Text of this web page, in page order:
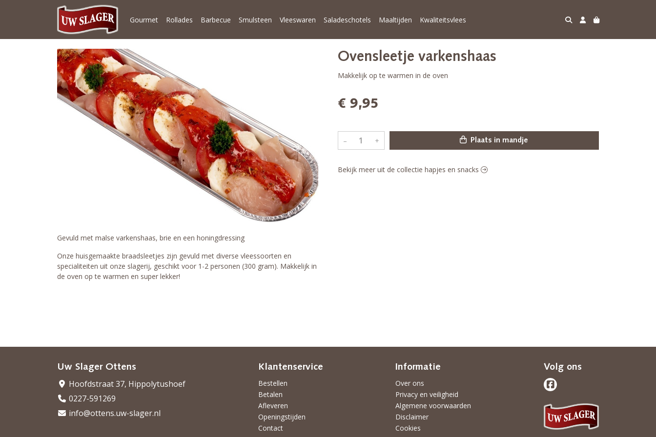
Gourmet Rollades Barbecue Smulsteen Vleeswaren Saladeschotels Maaltijden Kwaliteitsvlees
Gevuld met malse varkenshaas, brie en een honingdressing
Onze huisgemaakte braadsleetjes zijn gevuld met diverse vleessoorten en
specialiteiten uit onze slagerij, geschikt voor 1-2 personen (300 gram). Makkelijk in
de oven op te warmen en super lekker!
Ovensleetje varkenshaas
Makkelijk op te warmen in de oven
€ 9,95
– + Plaats in mandje
Bekijk meer uit de collectie hapjes en snacks
Uw Slager Ottens
Hoofdstraat 37, Hippolytushoef
0227-591269
info@ottens.uw-slager.nl
Klantenservice
Bestellen
Betalen
Afleveren
Openingstijden
Contact
Informatie
Over ons
Privacy en veiligheid
Algemene voorwaarden
Disclaimer
Cookies
Volg ons